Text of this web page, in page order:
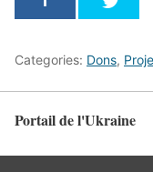
Categories: Dons,
Portail de l'Ukraine